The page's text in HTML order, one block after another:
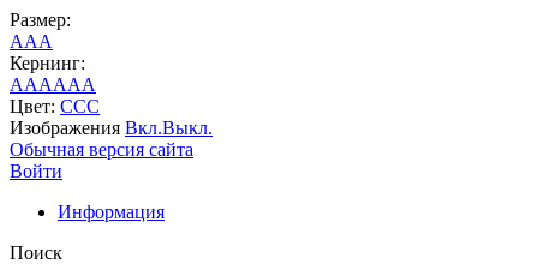
Размер:
AAA
Кернинг:
AAAAAA
Цвет: CCC
Изображения Вкл.Выкл.
Обычная версия сайта
Войти
Информация
Поиск